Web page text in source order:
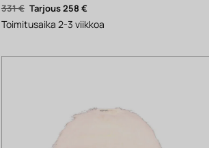
331€ Alkuperäinen
hinta
oli:
331 €.
258 €Nykyinen
hinta
on:
258 €.
Toimitusaika 2-3 viikkoa